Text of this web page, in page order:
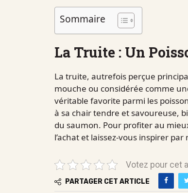
Sommaire
La Truite : Un
La truite, autrefois perçue
mouche ou considérée comme
véritable favorite parmi les
à sa chair tendre et savoureuse,
du saumon. Pour profiter au
l’achat et laissez-vous inspirer
Votez pour cet
PARTAGER CET ARTICLE